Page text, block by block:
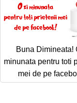
Buna Dimineata!
minunata pentru toti
mei de pe